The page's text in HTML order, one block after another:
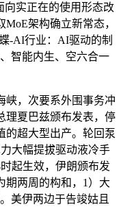
向实正在的使用形态改
架构确立新常态，
-AI行业：AI驱动的制
智能内生、空六合一
，次要系外围事务冲
理夏巴兹颁布发表，停
的超大型出产。轮回泵
大幅提拔驱动液冷手
起生效，伊朗颁布发
期两周的构和，1）大
美伊两边于告竣姑且